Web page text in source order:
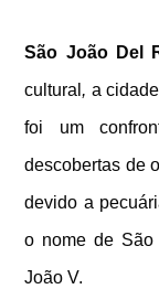
São João Del
cultural , a
foi um
descobertas de
devido a
o nome de
João V.